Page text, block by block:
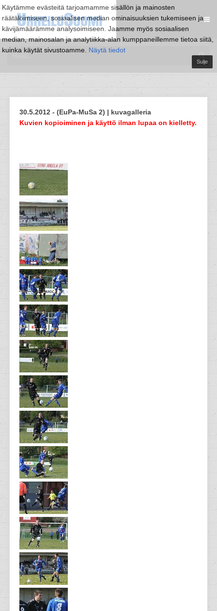
Käytämme evästeitä tarjoamamme sisällön ja mainosten
räätälöimiseen, sosiaalisen median ominaisuuksien tukemiseen ja
kävijämäärämme analysoimiseen. Jaamme myös sosiaalisen
median, mainosalan ja analytiikka-alan kumppaneillemme tietoa siitä,
kuinka käytät sivustoamme. Näytä tiedot
Sulje
30.5.2012 - (EuPa-MuSa 2) | kuvagalleria
Kuvien kopioiminen ja käyttö ilman lupaa on kielletty.